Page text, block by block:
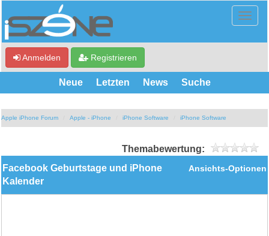
Anmelden Registrieren
Neue Letzten News Suche
Apple iPhone Forum Apple - iPhone iPhone Software iPhone Software
Themabewertung:
Ansichts-Optionen
Facebook Geburtstage und iPhone
Kalender